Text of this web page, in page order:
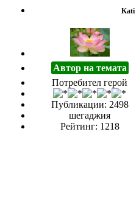
Kati
Автор на темата
Потребител герой
Публикации: 2498
шегаджия
Рейтинг: 1218